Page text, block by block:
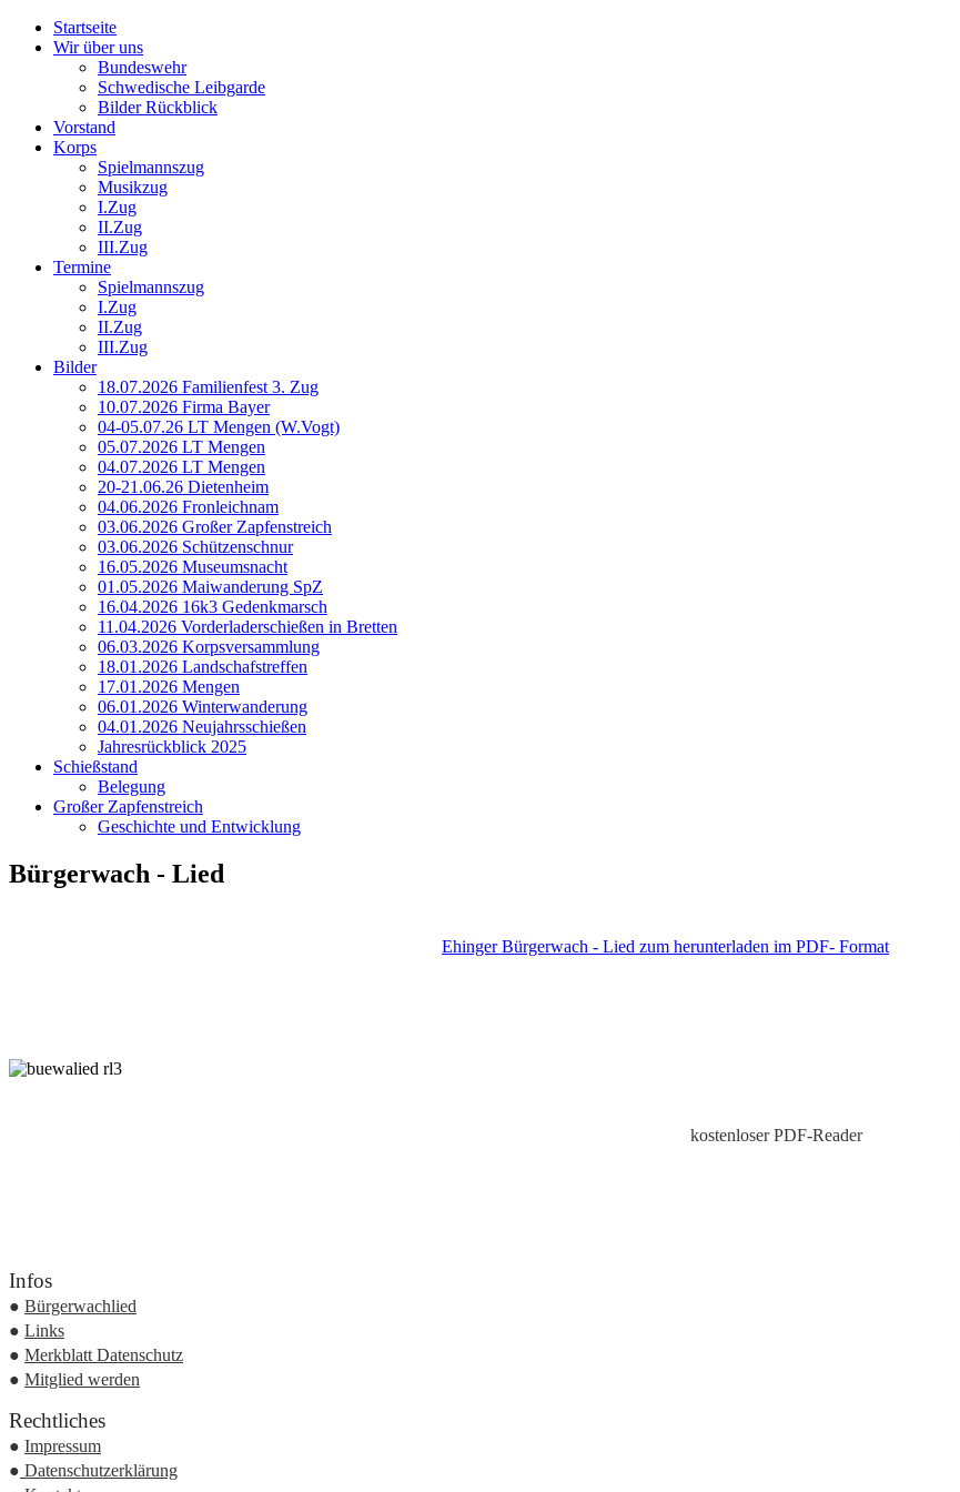
Startseite
Wir über uns
Bundeswehr
Schwedische Leibgarde
Bilder Rückblick
Vorstand
Korps
Spielmannszug
Musikzug
I.Zug
II.Zug
III.Zug
Termine
Spielmannszug
I.Zug
II.Zug
III.Zug
Bilder
18.07.2026 Familienfest 3. Zug
10.07.2026 Firma Bayer
04-05.07.26 LT Mengen (W.Vogt)
05.07.2026 LT Mengen
04.07.2026 LT Mengen
20-21.06.26 Dietenheim
04.06.2026 Fronleichnam
03.06.2026 Großer Zapfenstreich
03.06.2026 Schützenschnur
16.05.2026 Museumsnacht
01.05.2026 Maiwanderung SpZ
16.04.2026 16k3 Gedenkmarsch
11.04.2026 Vorderladerschießen in Bretten
06.03.2026 Korpsversammlung
18.01.2026 Landschafstreffen
17.01.2026 Mengen
06.01.2026 Winterwanderung
04.01.2026 Neujahrsschießen
Jahresrückblick 2025
Schießstand
Belegung
Großer Zapfenstreich
Geschichte und Entwicklung
Bürgerwach - Lied
Ehinger Bürgerwach - Lied zum herunterladen im PDF- Format
kostenloser PDF-Reader
Infos
● Bürgerwachlied
● Links
● Merkblatt Datenschutz
● Mitglied werden
Rechtliches
● Impressum
● Datenschutzerklärung